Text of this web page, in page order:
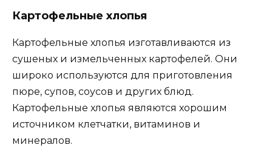
Картофельные хлопья
Картофельные хлопья изготавливаются из
сушеных и измельченных картофелей. Они
широко используются для приготовления
пюре, супов, соусов и других блюд.
Картофельные хлопья являются хорошим
источником клетчатки, витаминов и
минералов.